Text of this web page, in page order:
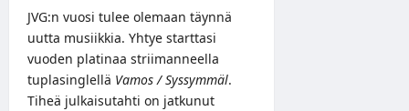
JVG:n vuosi tulee olemaan täynnä
uutta musiikkia. Yhtye starttasi
vuoden platinaa striimanneella
tuplasinglellä Vamos / Syssymmäl.
Tiheä julkaisutahti on jatkunut